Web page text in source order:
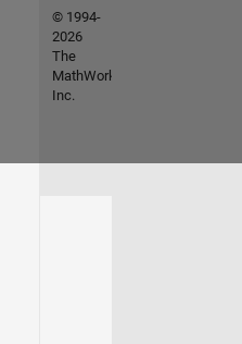
© 1994-
2026
The
MathWorks,
Inc.